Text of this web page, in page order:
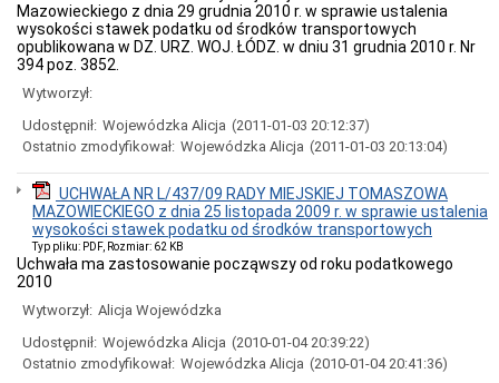
wraz
z
odcinkiem
ulicy
w
Tomaszowie
Mazowieckim.-
"CZĘŚĆ
III
SWZ
OPIS
PRZEDMIOTU
ZAMÓWIENIA"
PLAN
ZAMÓWIEŃ
PUBLICZNYCH
NA
2026
Mazowieckiego z dnia 29 grudnia 2010 r. w sprawie ustalenia
wysokości stawek podatku od środków transportowych
opublikowana w DZ. URZ. WOJ. ŁÓDZ. w dniu 31 grudnia 2010 r. Nr
394 poz. 3852.
Wytworzył:
Udostępnił: Wojewódzka Alicja (2011-01-03 20:12:37)
Ostatnio zmodyfikował: Wojewódzka Alicja (2011-01-03 20:13:04)
UCHWAŁA NR L/437/09 RADY MIEJSKIEJ TOMASZOWA
MAZOWIECKIEGO z dnia 25 listopada 2009 r. w sprawie ustalenia
wysokości stawek podatku od środków transportowych
Typ pliku: PDF, Rozmiar: 62 KB
Uchwała ma zastosowanie począwszy od roku podatkowego
2010
Wytworzył: Alicja Wojewódzka
Udostępnił: Wojewódzka Alicja (2010-01-04 20:39:22)
Ostatnio zmodyfikował: Wojewódzka Alicja (2010-01-04 20:41:36)